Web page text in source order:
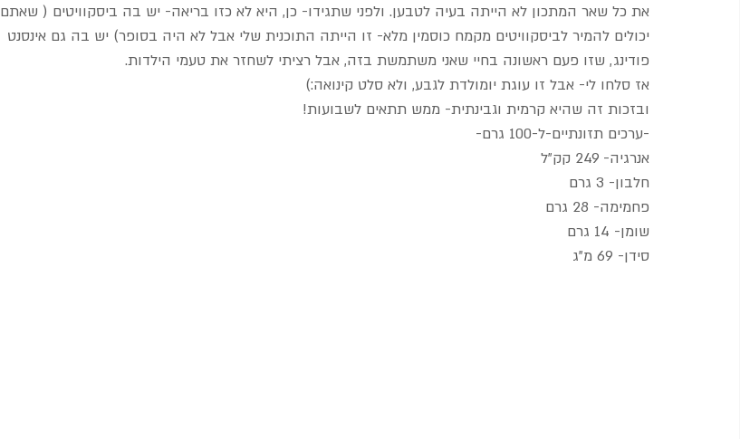
את כל שאר המתכון לא הייתה בעיה לטבען. ולפני שתגידו- כן, היא לא כזו בריאה- יש בה ביסקוויטים ( שאתם
יכולים להמיר לביסקוויטים מקמח כוסמין מלא- זו הייתה התוכנית שלי אבל לא היה בסופר) יש בה גם אינסנט
פודינג, שזו פעם ראשונה בחיי שאני משתמשת בזה, אבל רציתי לשחזר את טעמי הילדות.
אז סלחו לי- אבל זו עוגת יומולדת לגבע, ולא סלט קינואה:)
ובזכות זה שהיא קרמית וגבינתית- ממש תתאים לשבועות!
-ערכים תזונתיים-ל-100 גרם-
אנרגיה- 249 קק"ל
חלבון- 3 גרם
פחמימה- 28 גרם
שומן- 14 גרם
סידן- 69 מ"ג